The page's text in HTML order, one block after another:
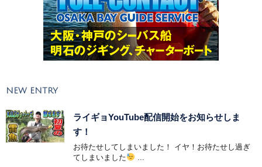
NEW ENTRY
ライギョYouTube配信開始をお知らせしま
す！
お待たせしてしまいました！ イヤ！お待たせし過ぎ
てしまいました
...